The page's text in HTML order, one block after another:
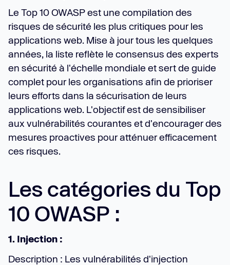
Le Top 10 OWASP est une compilation des
risques de sécurité les plus critiques pour les
applications web. Mise à jour tous les quelques
années, la liste reflète le consensus des experts
en sécurité à l'échelle mondiale et sert de guide
complet pour les organisations afin de prioriser
leurs efforts dans la sécurisation de leurs
applications web. L'objectif est de sensibiliser
aux vulnérabilités courantes et d'encourager des
mesures proactives pour atténuer efficacement
ces risques.
Les catégories du Top
10 OWASP :
1. Injection :
Description : Les vulnérabilités d'injection